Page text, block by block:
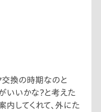
交換の時期なのと
いいかな？と考えた
内してくれて、外にた